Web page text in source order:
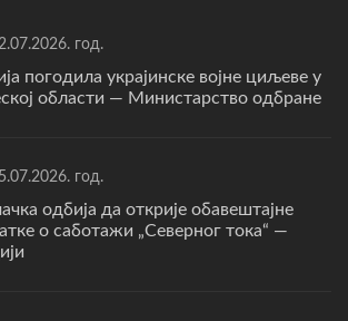
год.
погодила украјинске војне циљеве у
области — Министарство одбране
год.
одбија да открије обавештајне
о саботажи „Северног тока“ —